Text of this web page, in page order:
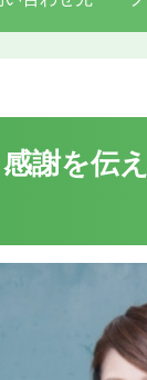
謝を伝